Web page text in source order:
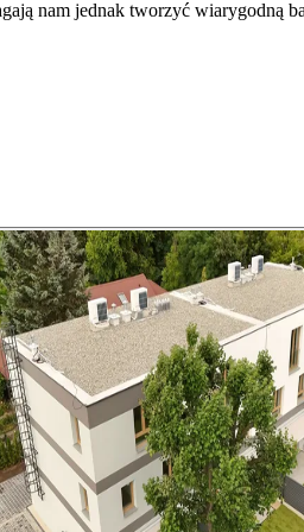
nam jednak tworzyć wiarygodną